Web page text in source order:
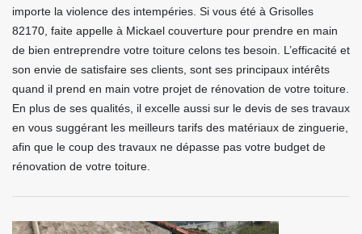
importe la violence des intempéries. Si vous été à Grisolles
82170, faite appelle à Mickael couverture pour prendre en main
de bien entreprendre votre toiture celons tes besoin. L’efficacité et
son envie de satisfaire ses clients, sont ses principaux intérêts
quand il prend en main votre projet de rénovation de votre toiture.
En plus de ses qualités, il excelle aussi sur le devis de ses travaux
en vous suggérant les meilleurs tarifs des matériaux de zinguerie,
afin que le coup des travaux ne dépasse pas votre budget de
rénovation de votre toiture.